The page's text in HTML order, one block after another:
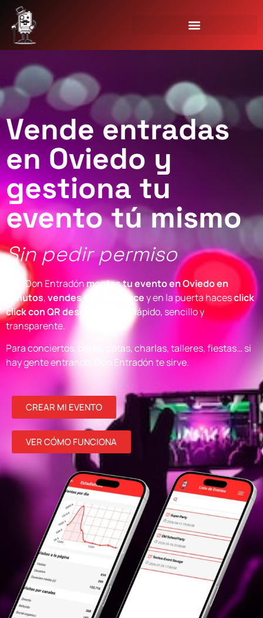
Vende entradas
en Oviedo y
gestiona tu
evento tú mismo
Sin pedir permiso
Con Don Entradónmontas tu evento en Oviedo en
minutos,vendes con tu enlacey en la puerta hacesclick
click con QR desde el móvil
. Rápido, sencillo y
transparente.
Para conciertos, bares, catas, charlas, talleres, fiestas… si
hay gente entrando, Don Entradón te sirve.
CREAR MI EVENTO
VER CÓMO FUNCIONA